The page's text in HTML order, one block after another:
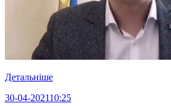
Детальніше
30-04-202110:25